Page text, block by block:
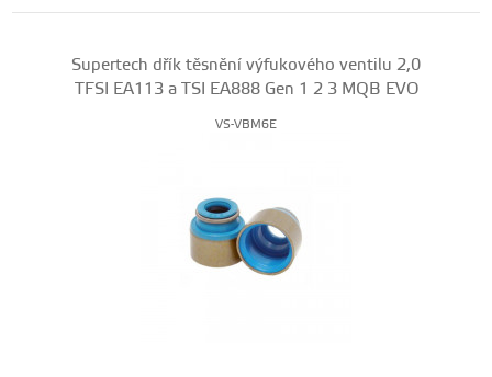
Supertech dřík těsnění výfukového ventilu 2,0
TFSI EA113 a TSI EA888 Gen 1 2 3 MQB EVO
VS-VBM6E